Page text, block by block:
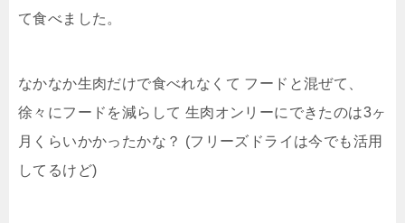
て食べました。
なかなか生肉だけで食べれなくて フードと混ぜて、
徐々にフードを減らして 生肉オンリーにできたのは3ヶ
月くらいかかったかな？ (フリーズドライは今でも活用
してるけど)